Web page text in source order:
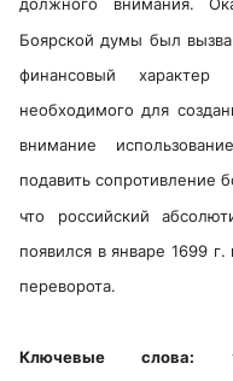
должного внимания.
Боярской думы был
финансовый
необходимого для
внимание
подавить сопротивление
что российский
появился в январе 1699 г.
переворота.
Ключевые слова: